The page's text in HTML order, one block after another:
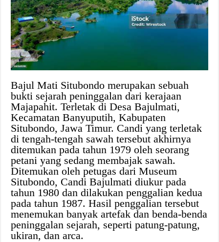
Bajul Mati Situbondo merupakan sebuah
bukti sejarah peninggalan dari kerajaan
Majapahit. Terletak di Desa Bajulmati,
Kecamatan Banyuputih, Kabupaten
Situbondo, Jawa Timur. Candi yang terletak
di tengah-tengah sawah tersebut akhirnya
ditemukan pada tahun 1979 oleh seorang
petani yang sedang membajak sawah.
Ditemukan oleh petugas dari Museum
Situbondo, Candi Bajulmati diukur pada
tahun 1980 dan dilakukan penggalian kedua
pada tahun 1987. Hasil penggalian tersebut
menemukan banyak artefak dan benda-benda
peninggalan sejarah, seperti patung-patung,
ukiran, dan arca.